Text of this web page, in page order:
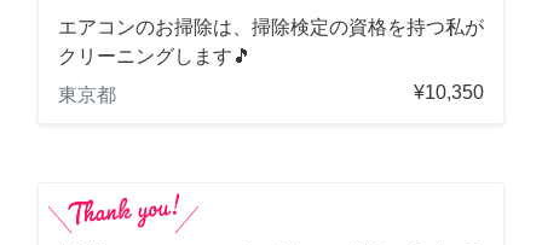
エアコンのお掃除は、掃除検定の資格を持つ私が
クリーニングします🎵
東京都
¥10,350